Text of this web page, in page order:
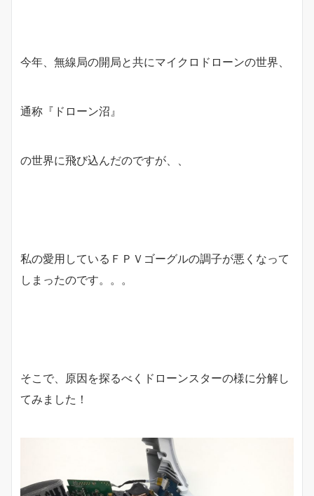
今年、無線局の開局と共にマイクロドローンの世界、
通称『ドローン沼』
の世界に飛び込んだのですが、、
私の愛用しているＦＰＶゴーグルの調子が悪くなって
しまったのです。。。
そこで、原因を探るべくドローンスターの様に分解し
てみました！